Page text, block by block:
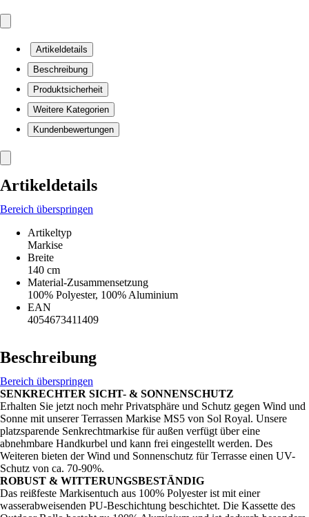
Artikeldetails
Beschreibung
Produktsicherheit
Weitere Kategorien
Kundenbewertungen
Artikeldetails
Bereich überspringen
Artikeltyp
Markise
Breite
140 cm
Material-Zusammensetzung
100% Polyester, 100% Aluminium
EAN
4054673411409
Beschreibung
Bereich überspringen
SENKRECHTER SICHT- & SONNENSCHUTZ
Erhalten Sie jetzt noch mehr Privatsphäre und Schutz gegen Wind und
Sonne mit unserer Terrassen Markise MS5 von Sol Royal. Unsere
platzsparende Senkrechtmarkise für außen verfügt über eine
abnehmbare Handkurbel und kann frei eingestellt werden. Des
Weiteren bieten der Wind und Sonnenschutz für Terrasse einen UV-
Schutz von ca. 70-90%.
ROBUST & WITTERUNGSBESTÄNDIG
Das reißfeste Markisentuch aus 100% Polyester ist mit einer
wasserabweisenden PU-Beschichtung beschichtet. Die Kassette des